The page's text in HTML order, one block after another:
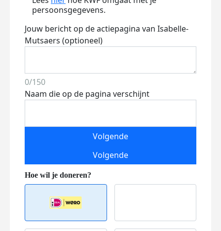
persoonsgegevens.
Jouw bericht op de actiepagina van Isabelle-
Mutsaers (optioneel)
0/150
Naam die op de pagina verschijnt
Volgende
Volgende